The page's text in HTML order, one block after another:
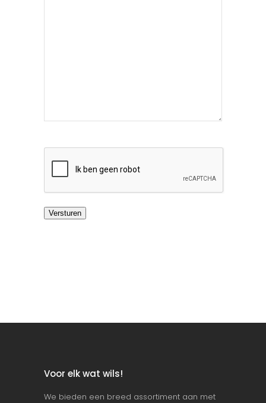
Versturen
Voor elk wat wils!
We bieden een breed assortiment aan met